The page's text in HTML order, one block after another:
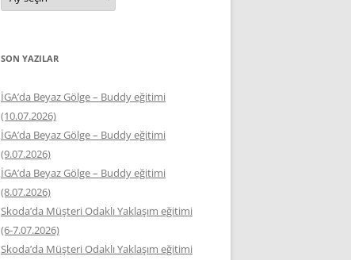
SON YAZILAR
İGA’da Beyaz Gölge – Buddy eğitimi
(10.07.2026)
İGA’da Beyaz Gölge – Buddy eğitimi
(9.07.2026)
İGA’da Beyaz Gölge – Buddy eğitimi
(8.07.2026)
Skoda’da Müşteri Odaklı Yaklaşım eğitimi
(6-7.07.2026)
Skoda’da Müşteri Odaklı Yaklaşım eğitimi